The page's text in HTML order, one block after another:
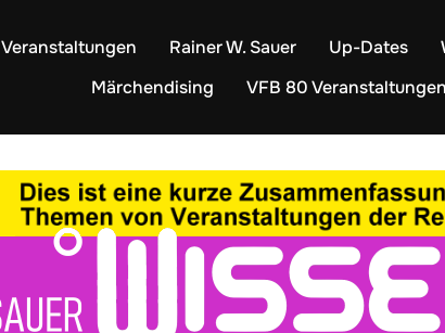
Veranstaltungen Rainer W. Sauer Up-Dates
Märchendising
VFB 80